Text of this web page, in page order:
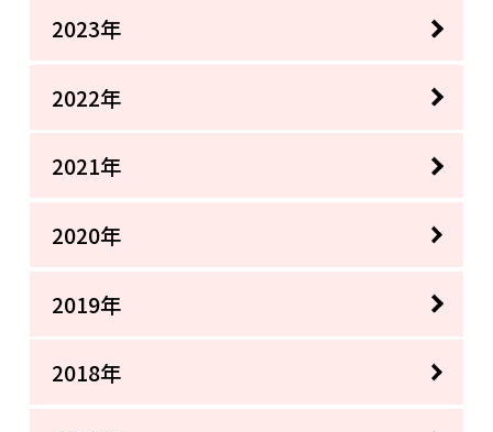
2023年
2022年
2021年
2020年
2019年
2018年